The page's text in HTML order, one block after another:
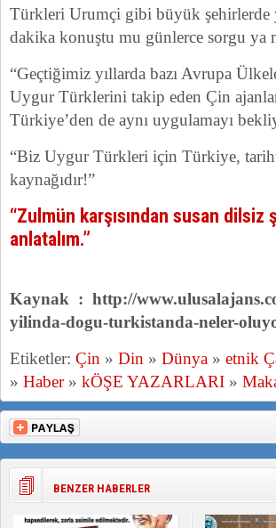
Türkleri Urumçi gibi büyük şehirlerde
dakika konuştu mu günlerce sorgu ya
“Geçtiğimiz yıllarda bazı Avrupa
Uygur Türklerini takip eden Çin
Türkiye’den de aynı uygulamayı
“Biz Uygur Türkleri için Türkiye,
kaynağıdır!”
“Zulmün karşısından susan
anlatalım.”
Kaynak : http://
yilinda-dogu-turkistanda-neler-
Etiketler: Çin » Din » Dünya » etnik
» Haber» kÖŞE YAZARLARI »
BENZER HABERLER